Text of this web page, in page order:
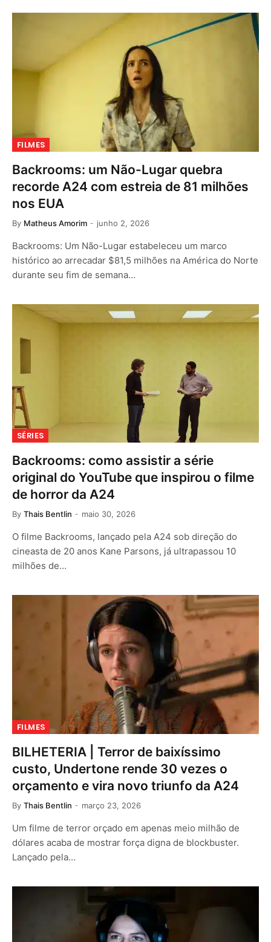
FILMES
Backrooms: um Não-Lugar quebra
recorde A24 com estreia de 81 milhões
nos EUA
By Matheus Amorim junho 2, 2026
Backrooms: Um Não-Lugar estabeleceu um marco
histórico ao arrecadar $81,5 milhões na América do Norte
durante seu fim de semana…
SÉRIES
Backrooms: como assistir a série
original do YouTube que inspirou o filme
de horror da A24
By Thais Bentlin maio 30, 2026
O filme Backrooms, lançado pela A24 sob direção do
cineasta de 20 anos Kane Parsons, já ultrapassou 10
milhões de…
FILMES
BILHETERIA | Terror de baixíssimo
custo, Undertone rende 30 vezes o
orçamento e vira novo triunfo da A24
By Thais Bentlin março 23, 2026
Um filme de terror orçado em apenas meio milhão de
dólares acaba de mostrar força digna de blockbuster.
Lançado pela…